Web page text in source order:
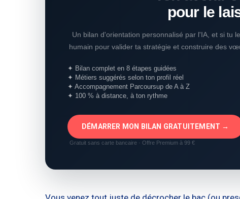
pour le
Un bilan d'orientation personnalisé par l'IA, et si tu
humain pour valider ta stratégie et construire des
✦ Bilan complet en 8 étapes guidées
✦ Métiers suggérés selon ton profil réel
✦ Accompagnement Parcoursup de A à Z
✦ 100 % à distance, à ton rythme
DÉMARRER MON BILAN GRATUITEMENT →
Gratuit sans carte bancaire · Offre Premium à 99 €